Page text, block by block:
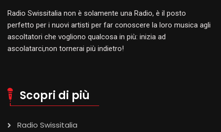
Radio Swissitalia non è solamente una Radio, è il posto
perfetto per i nuovi artisti per far conoscere la loro musica agli
ascoltatori che vogliono qualcosa in più: inizia ad
ascolatarci,non tornerai più indietro!
Scopri di più
Radio Swissitalia